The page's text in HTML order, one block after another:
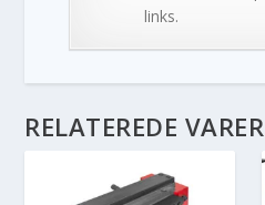
links.
RELATEREDE VARER